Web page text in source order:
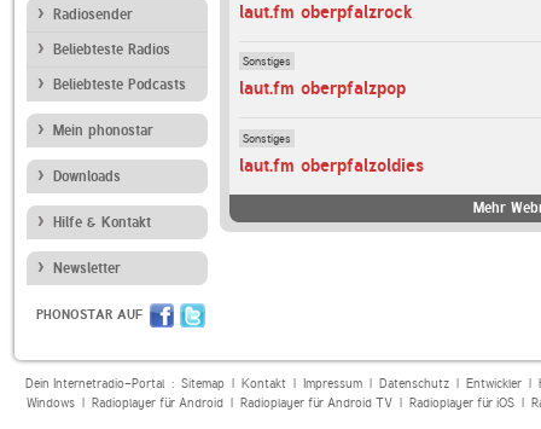
Radiosender
Beliebteste Radios
Beliebteste Podcasts
Mein phonostar
Downloads
Hilfe & Kontakt
Newsletter
PHONOSTAR AUF
laut.fm oberpfalzrock
Sonstiges
laut.fm oberpfalzpop
Sonstiges
laut.fm oberpfalzoldies
Mehr
Dein Internetradio-Portal : Sitemap| Kontakt| Impressum| Datenschutz| Entwickler|
Windows| Radioplayer für Android| Radioplayer für Android TV| Radioplayer für iOS|